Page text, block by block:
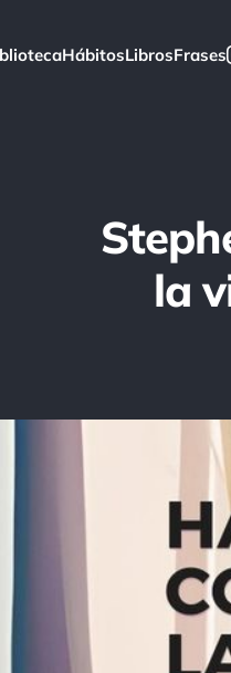
HábitosLibrosFrases
la